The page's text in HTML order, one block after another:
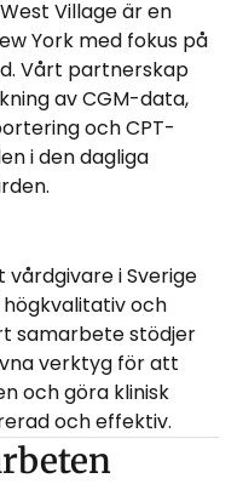
Village är en
York med fokus på
Vårt partnerskap
av CGM-data,
och CPT-
i den dagliga
i Sverige
och
samarbete stödjer
verktyg för att
och göra klinisk
och effektiv.